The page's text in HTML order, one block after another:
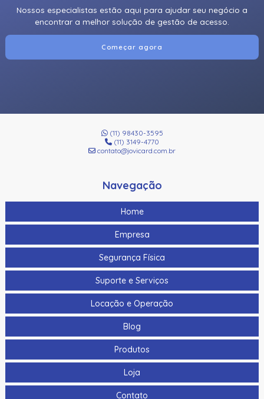
Nossos especialistas estão aqui para ajudar seu negócio a
encontrar a melhor solução de gestão de acesso.
Começar agora
(11) 98430-3595
(11) 3149-4770
contato@jovicard.com.br
Navegação
Home
Empresa
Segurança Física
Suporte e Serviços
Locação e Operação
Blog
Produtos
Loja
Contato